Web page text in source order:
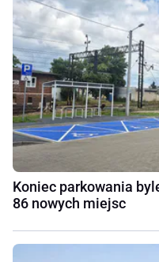
Koniec parkowania
86 nowych miejsc